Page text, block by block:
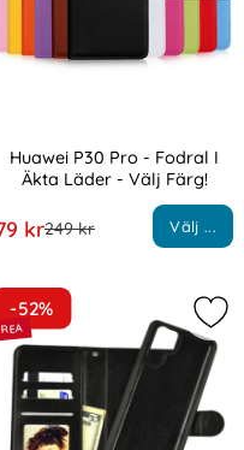
Huawei P30 Pro - Fodral I
Äkta Läder - Välj Färg!
pris
krtidigare pris
249 kr Välj ...
huawei P30 Pro -
-52%